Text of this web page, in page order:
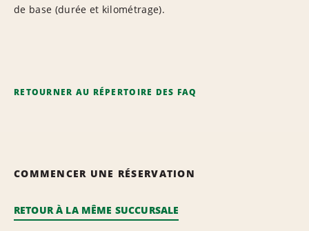
de base (durée et kilométrage).
RETOURNER AU RÉPERTOIRE DES FAQ
COMMENCER UNE RÉSERVATION
RETOUR À LA MÊME SUCCURSALE